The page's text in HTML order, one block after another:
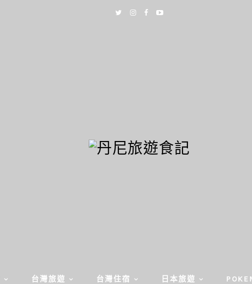
台灣旅遊 台灣住宿 日本旅遊